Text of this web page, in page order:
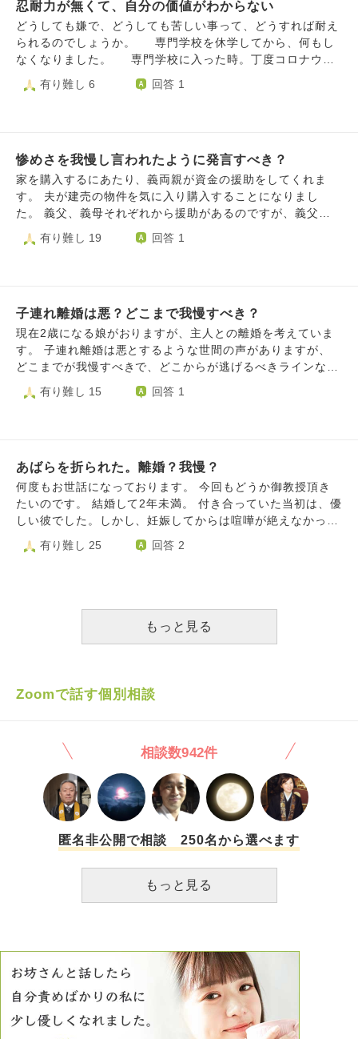
ない、なんでこちらばかり我慢しないといけないのか」と返
される始末です。 他者との衝突を避けるために自分を抑え
る事は、単純に他者と理解し合う事から逃げているだけに等
しいですか。「我慢＝逃げ、保身」であるならば、自覚が少
なくとも我慢癖は改善すべきものですか。 一概に「我慢＝
レスを感じてしまいます。 このような我慢癖とはどのよう
に向き合っていけば良いのでしょうか。
にしてください。子供にもどう接したら良いのか…もう終わ
らせてください。 支離滅裂ですみません。
ます。 もしその子がウイルスを持っていたらどうしよう…
と思い母に相談し、母が先々週に匿名で大学に相談しまし
た。 相談を受け、事務室の方が授業中に通報があったとや
って来ました。その子は｢あぶねー！｣と持っていたマスクを
していたようです。 今週、同じ授業でその子がまたマスク
す) また母に相談してもらいました。事務室の人が教室を外
から確認してくれたのですが、男の子の友達が｢事務室の人
が来てる｣と伝えてしまい、注意は行われないまま彼はマス
クを付け、事務室の人がいなくなってから外しました。 事
を確認したようです。母が個別指導をしてほしいと伝えたと
まま話しているのを動画に撮っています。それを持って行く
のも構わないと母は伝えたそうですが｢それは証拠にならな
い｣と言われたそうです。 私はその子の授業を妨害したいわ
けではありません。改善された状態で安心して授業が受けた
いんです。 しかし大学側に何度説明しても理解されませ
ん。逆に｢名乗り出れば授業に出なくても良いようにできる｣
したらいいですか？感染に怯えながら我慢して授業を受ける
べきですか？
忍耐力が無くて、自分の価値がわからない
どうしても嫌で、どうしても苦しい事って、どうすれば耐え
られるのでしょうか。 専門学校を休学してから、何もし
なくなりました。 専門学校に入った時。丁度コロナウイ
ルスの流行り始めた時期で家でのレポートが課題として出さ
れ、心が折れてしまいました。 小学校から今まで、私は
たくて仕方のないものだったのです。 高校の時は授業さ
え真面目に聞いていれば単位がもらえたし、授業外での課題
なんて殆どなかったので卒業出来たのですが、専門学校はそ
うもいきません。 自分の将来がかかっていると解ってい
て、レポートの殆どをサボりました。 その時点ではまだ
た訳ではありません。 それでも、どうしてもレポートが嫌
で、勉強が嫌で、学校が嫌で、情けなく泣きながら親に相談
して、休学をさせてもらいました。 そこで私は、己に甘
えてしまいました。 高校を卒業出来たのは『体調不良で
ったからです。 でも、私は休学中。それが許されてしま
て、好きな時にゲームして、好きな時に動画を見て… ア
ルバイトをしようと意気込んだ時もありましたが、一回受か
って、3ヶ月でやめて、その後2.3回落ちて嫌になりました。
親に迷惑ばかりかけて、好きに生きる毎日。 良くない
と解っていながらも、これほど楽な生活に慣れてしまえば何
をする気力も起こりません。 自分が情けなくて仕方ない
わなければいけませんか。 どうすれば、耐えられるので
有り難し 6 回答 1
惨めさを我慢し言われたように発言すべき？
家を購入するにあたり、義両親が資金の援助をしてくれま
す。 夫が建売の物件を気に入り購入することになりまし
た。 義父、義母それぞれから援助があるのですが、義父か
ら義母に対して「贅沢しましせんのでよろしくお願いしま
す」と言ってと言われています。 以前から嫁いびりがあ
ないと愚痴り義母から「引っ越し準備も家事も育児もおまえ
がひとりで全部やれ！」と言われたり、第二子の産後2日目
に子宮が戻っておらずお腹がまだ出ていたので「まだ一人産
み忘れがいるんじゃないの」と言われたり、私が好きな動物
その動物をみせたら孫も変な人間になるじゃないの」と食事
ないと言われ、夫が選んで購入してくれた中古車に乗ってい
ますが、新車を買ったと思われているようです。 夫に事実
でないところは訂正してほしいと頼みましたが、思い込んで
るから無理でしょと言うだけでした。 私の両親にも相談
応でした。 義母は働いたことがないのでお金を出してもら
ったほうがいいでしょうか。 普段から私の意見は通らず夫
有り難し 19 回答 1
子連れ離婚は悪？どこまで我慢すべき？
現在2歳になる娘がおりますが、主人との離婚を考えていま
す。 子連れ離婚は悪とするような世間の声がありますが、
どこまでが我慢すべきで、どこからが逃げるべきラインなの
かわかりません、、 私の場合、なぜ離婚したいかと言う
と、、、 入籍してすぐに、主人の多額の滞納金が発覚した
間が長い(40分ほど)｣と言い出しました、、、 私は妊娠中か
らそんな主人を見ていて不安になり、産後は正社員として働
くことに決めました。 産後2ヶ月半から、平日は子連れフル
タイム勤務、土日は自営の仕事を続けています。 その姿を
たが、主人は家事育児をほぼ私に任せ、自分はその横で食べ
る私の隣でスマホ。 緊急帝王切開になり、私が手術をして
いる間、主人は私の病室のベッドで寝っ転がり、ずっとゲー
すぎて、私は主人を冷めた目で見てしまいます、、、 (娘を
一人部屋に残して、自室でゲームをしてしまうなどは変わり
てから、私なりに限界の限界を越えるほど努力して向き合
か非常識なことをすると、みんなが妻である私に｢もっとあ
なたが支えてあげなきゃダメだよ！｣などと言うのです。 周
りの人がその場で思いつく程度のことは当然、時間をかけて
何度もしてきているので、そう言われると今までの努力を蔑
ろにされているようで、とても苦しいです。 今後もそんな
生活が続くのかと思うと辛いですし、最近は限界になると、
作り笑顔すらできなくなる時があります。 そんな両親の背
中を見て育つのと、母子家庭、娘にとってはどちらが幸せで
有り難し 15 回答 1
あばらを折られた。離婚？我慢？
何度もお世話になっております。 今回もどうか御教授頂き
たいのです。 結婚して2年未満。 付き合っていた当初は、優
しい彼でした。しかし、妊娠してからは喧嘩が絶えなかった
です。身重の私に対して嵐の中、家を出ろ！と暴言を吐いた
り、どこかへ旅行に行っても結局喧嘩して不快に終わる事ば
り短気で、よく文句を言ってきます。私も我慢が出来ない時
て、ドアにぶつかったのです。それを彼は私が故意的にぶつ
けたと思い、拳を振りかざして殴りかかってきました。顔面
警察にも連絡して大事になりかけたのですが、冷静になる時
間が必要との事で今日から離れて当分生活します。実母は、
我慢しよう。子供がまだ一歳なのでシングルマザーで育てる
のは本当に大変だと、説得してくれてます。私も同感です。
ただ、女に手を出すのは私は許せないのです。やり返してい
る時点で喧嘩両成敗になるのも承知ですが、急に殴りかかっ
一に考えて我慢して今まで通り生活していくのか、1人で子
どもを育てていくのかで迷っています。 長文になりました
有り難し 25 回答 2
もっと見る
Zoomで話す個別相談
相談数942件
匿名非公開で相談 250名から選べます
もっと見る